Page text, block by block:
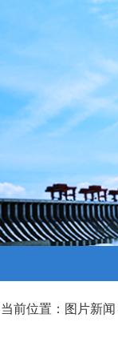
当前位置： 图片新闻